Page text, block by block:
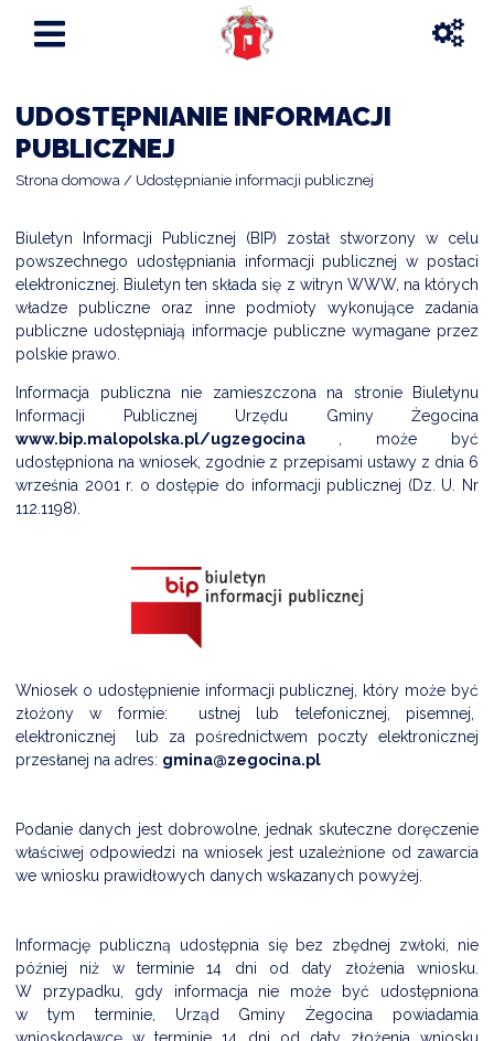
CZYSTE POWIETRZE
UDOSTĘPNIANIE INFORMACJI
PUBLICZNEJ
Strona domowa Udostępnianie informacji publicznej
Biuletyn Informacji Publicznej (BIP) został stworzony w celu
powszechnego udostępniania informacji publicznej w postaci
elektronicznej. Biuletyn ten składa się z witryn WWW, na których
władze publiczne oraz inne podmioty wykonujące zadania
publiczne udostępniają informacje publiczne wymagane przez
polskie prawo.
Informacja publiczna nie zamieszczona na stronie Biuletynu
Informacji Publicznej Urzędu Gminy Żegocina
www.bip.malopolska.pl/ugzegocina
, może być
udostępniona na wniosek, zgodnie z przepisami ustawy z dnia 6
września 2001 r. o dostępie do informacji publicznej (Dz. U. Nr
112.1198).
Wniosek o udostępnienie informacji publicznej, który może być
złożony w formie: ustnej lub telefonicznej, pisemnej,
elektronicznej lub za pośrednictwem poczty elektronicznej
przesłanej na adres: gmina@zegocina.pl
Podanie danych jest dobrowolne, jednak skuteczne doręczenie
właściwej odpowiedzi na wniosek jest uzależnione od zawarcia
we wniosku prawidłowych danych wskazanych powyżej.
Informację publiczną udostępnia się bez zbędnej zwłoki, nie
później niż w terminie 14 dni od daty złożenia wniosku.
W przypadku, gdy informacja nie może być udostępniona
w tym terminie, Urząd Gminy Żegocina powiadamia